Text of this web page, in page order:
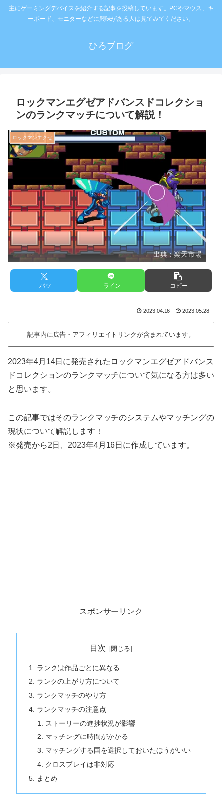
主にゲーミングデバイスを紹介する記事を投稿しています。PCやマウス、キ
ーボード、モニターなどに興味がある人は見てみてください。
ひろブログ
ロックマンエグゼアドバンスドコレクショ
ンのランクマッチについて解説！
ロックマンエグゼ
出典：楽天市場
バツ ライン コピー
2023.04.16 2023.05.28
記事内に広告・アフィリエイトリンクが含まれています。
2023年4月14日に発売されたロックマンエグゼアドバンス
ドコレクションのランクマッチについて気になる方は多い
と思います。
この記事ではそのランクマッチのシステムやマッチングの
現状について解説します！
※発売から2日、2023年4月16日に作成しています。
スポンサーリンク
目次
ランクは作品ごとに異なる
ランクの上がり方について
ランクマッチのやり方
ランクマッチの注意点
ストーリーの進捗状況が影響
マッチングに時間がかかる
マッチングする国を選択しておいたほうがいい
クロスプレイは非対応
まとめ